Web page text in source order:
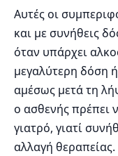
Αυτές οι
και με συνήθεις
όταν υπάρχει
μεγαλύτερη δόση
αμέσως μετά τη
ο ασθενής πρέπει
γιατρό, γιατί
αλλαγή θεραπείας.